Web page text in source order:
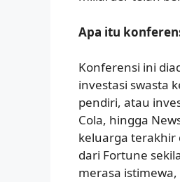
Apa itu
Konferensi ini
investasi swasta
pendiri, atau
Cola, hingga
keluarga terakhir
dari Fortune
merasa